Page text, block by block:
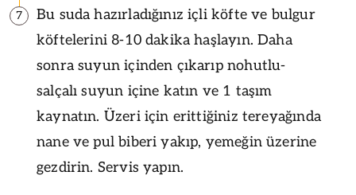
7
Bu suda hazırladığınız içli köfte ve bulgur
köftelerini 8-10 dakika haşlayın. Daha
sonra suyun içinden çıkarıp nohutlu-
salçalı suyun içine katın ve 1 taşım
kaynatın. Üzeri için erittiğiniz tereyağında
nane ve pul biberi yakıp, yemeğin üzerine
gezdirin. Servis yapın.